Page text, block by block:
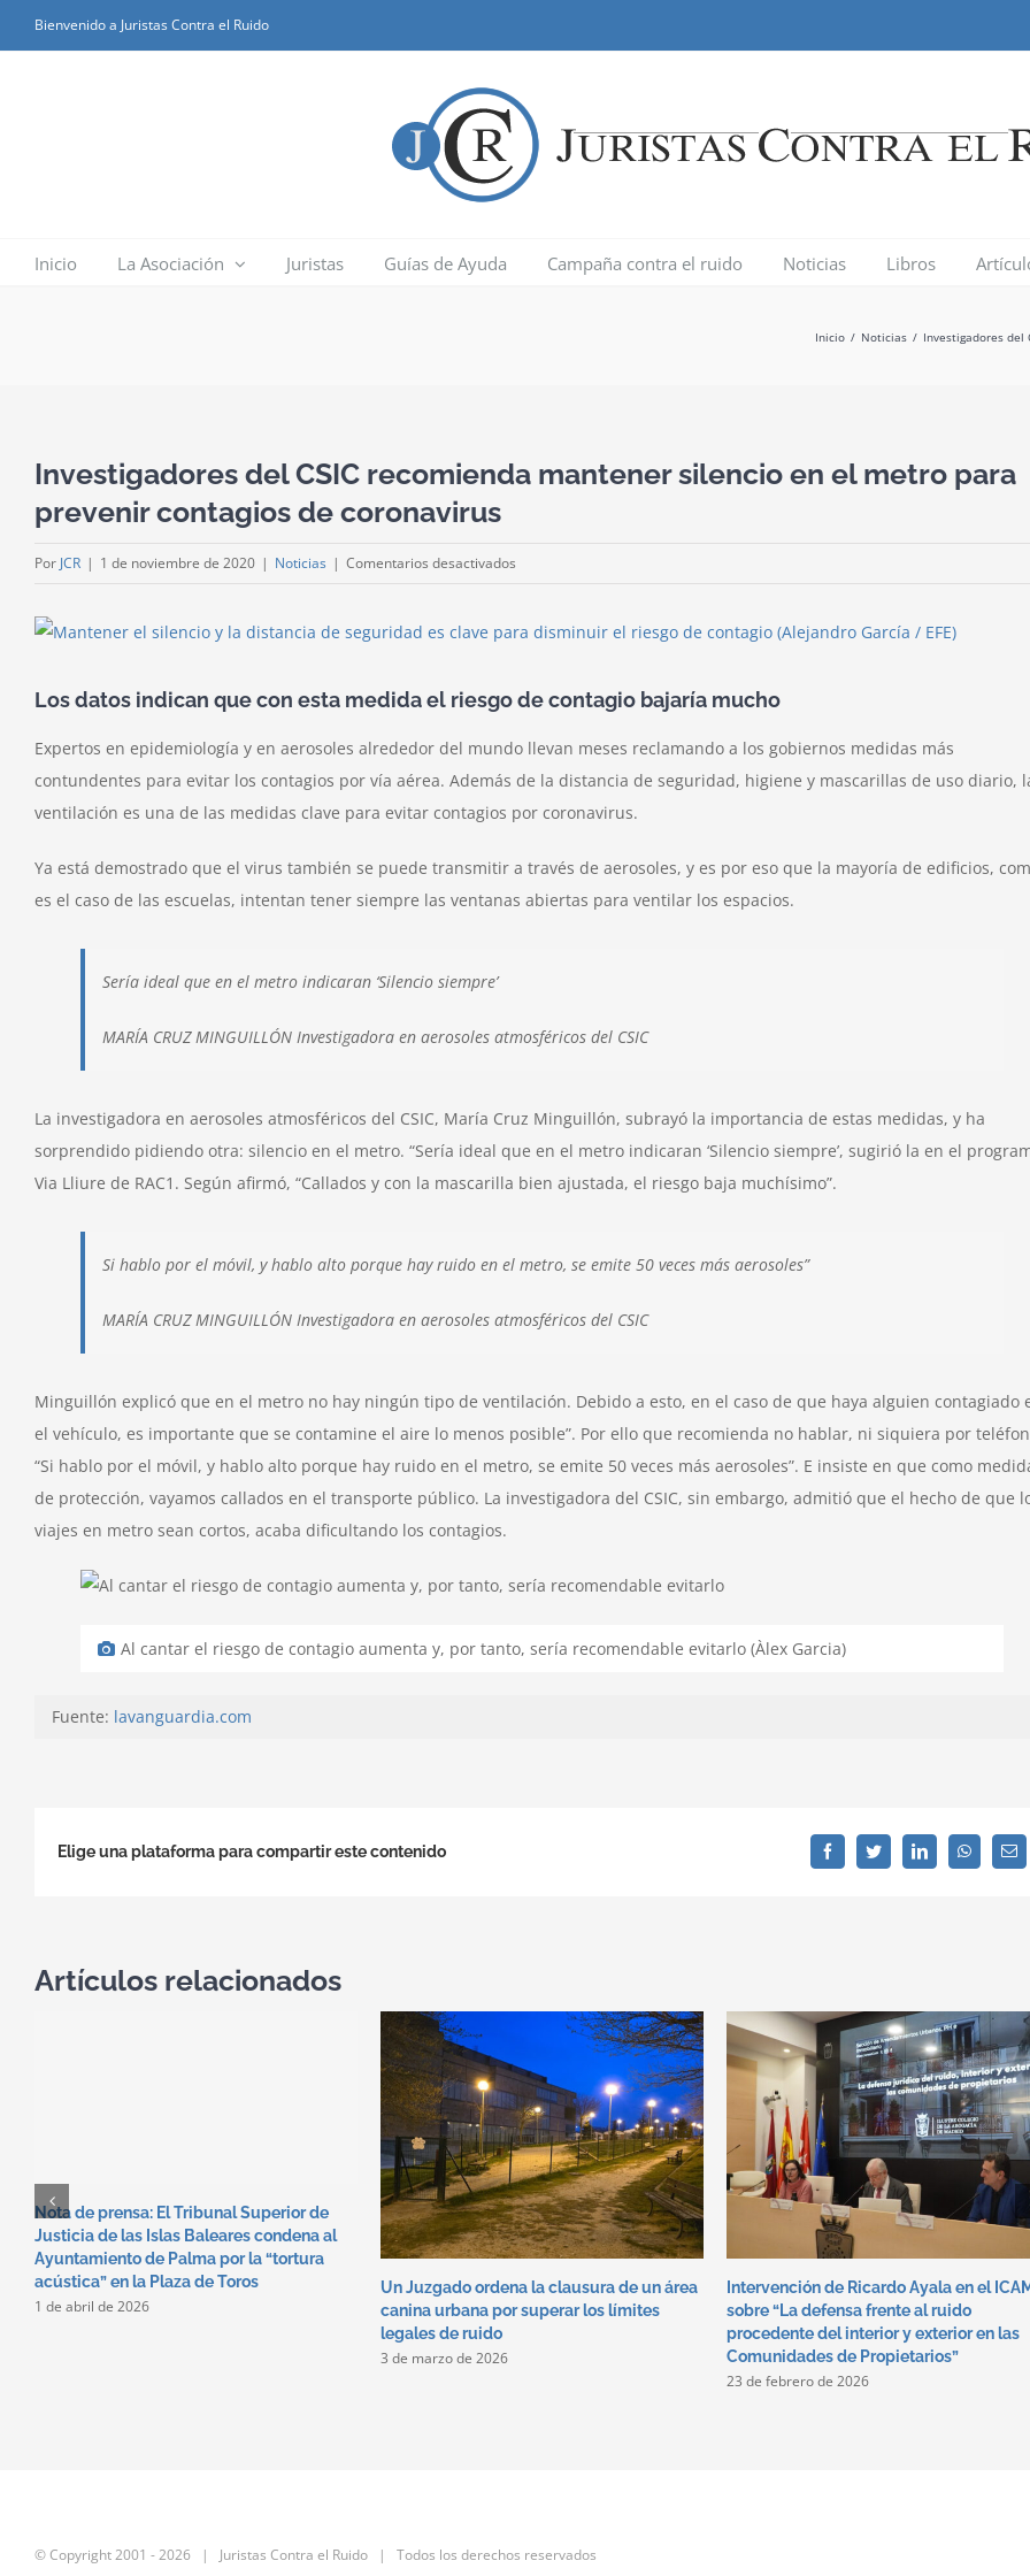
to
Bienvenido a Juristas Contra el Ruido
Inicio La Asociación Juristas Guías de Ayuda Campaña contra el ruido Noticias Libros
Inicio / Noticias / Investigadores del
Investigadores del CSIC recomienda mantener silencio en el metro para
prevenir contagios de coronavirus
Por JCR | 1 de noviembre de 2020 | Noticias | Comentarios desactivados
CSIC
mantener
en
el
metro
prevenir
contagios
Ver
más
Los datos indican que con esta medida el riesgo de contagio bajaría mucho
Expertos en epidemiología y en aerosoles alrededor del mundo llevan meses reclamando a los gobiernos medidas más
contundentes para evitar los contagios por vía aérea. Además de la distancia de seguridad, higiene y mascarillas de uso diario,
ventilación es una de las medidas clave para evitar contagios por coronavirus.
Ya está demostrado que el virus también se puede transmitir a través de aerosoles, y es por eso que la mayoría de edificios,
es el caso de las escuelas, intentan tener siempre las ventanas abiertas para ventilar los espacios.
Sería ideal que en el metro indicaran ‘Silencio siempre’
MARÍA CRUZ MINGUILLÓN Investigadora en aerosoles atmosféricos del CSIC
La investigadora en aerosoles atmosféricos del CSIC, María Cruz Minguillón, subrayó la importancia de estas medidas, y ha
sorprendido pidiendo otra: silencio en el metro. “Sería ideal que en el metro indicaran ‘Silencio siempre’, sugirió la en el
Via Lliure de RAC1. Según afirmó, “Callados y con la mascarilla bien ajustada, el riesgo baja muchísimo”.
Si hablo por el móvil, y hablo alto porque hay ruido en el metro, se emite 50 veces más aerosoles”
MARÍA CRUZ MINGUILLÓN Investigadora en aerosoles atmosféricos del CSIC
Minguillón explicó que en el metro no hay ningún tipo de ventilación. Debido a esto, en el caso de que haya alguien contagiado
el vehículo, es importante que se contamine el aire lo menos posible”. Por ello que recomienda no hablar, ni siquiera por
“Si hablo por el móvil, y hablo alto porque hay ruido en el metro, se emite 50 veces más aerosoles”. E insiste en que como
de protección, vayamos callados en el transporte público. La investigadora del CSIC, sin embargo, admitió que el hecho de que
viajes en metro sean cortos, acaba dificultando los contagios.
Al cantar el riesgo de contagio aumenta y, por tanto, sería recomendable evitarlo (Àlex Garcia)
Fuente: lavanguardia.com
Elige una plataforma para compartir este contenido FacebookTwitterLinkedInWhatsApp
Artículos relacionados
Nota de prensa: El Tribunal Superior de
Justicia de las Islas Baleares condena al
Ayuntamiento de Palma por la “tortura
acústica” en la Plaza de Toros
1 de abril de 2026
Un Juzgado ordena la clausura de un área
canina urbana por superar los límites
legales de ruido
3 de marzo de 2026
Intervención de Ricardo Ayala en el
sobre “La defensa frente al ruido
procedente del interior y exterior en las
Comunidades de Propietarios”
23 de febrero de 2026
© Copyright 2001 -2026 | Juristas Contra el Ruido | Todos los derechos reservados